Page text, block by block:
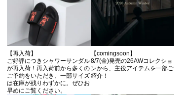
【再入荷】
ご好評につきシャワーサンダル
が再入荷！再入荷前から多くの
ご予約をいただき、一部サイズ
は在庫が残りわずかに。ぜひお
早めにご覧ください。
【comingsoon】
8/7(金)発売の26AWコレクショ
ンから、主役アイテムを一部ご
紹介！